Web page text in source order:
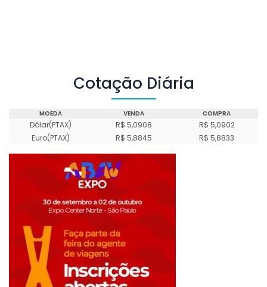
Cotação Diária
MOEDA VENDA COMPRA
Dólar(PTAX) R$ 5,0908
R$ 5,0902
Euro(PTAX)
R$ 5,8845 R$ 5,8833